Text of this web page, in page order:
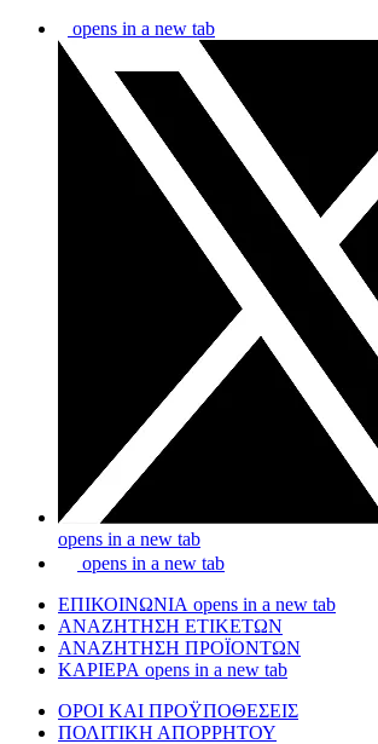
opens in a new tab
opens in a new tab
opens in a new tab
ΕΠΙΚΟΙΝΩΝΙΑ opens in a new tab
ΑΝΑΖΗΤΗΣΗ ΕΤΙΚΕΤΩΝ
ΑΝΑΖΗΤΗΣΗ ΠΡΟΪΟΝΤΩΝ
ΚΑΡΙΕΡΑ opens in a new tab
ΟΡΟΙ ΚΑΙ ΠΡΟŸΠΟΘΕΣΕΙΣ
ΠΟΛΙΤΙΚΗ ΑΠΟΡΡΗΤΟΥ